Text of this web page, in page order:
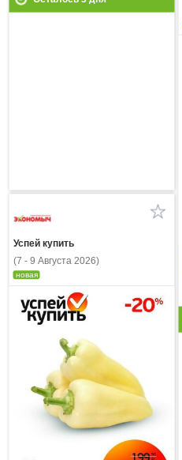
Успей купить
(7 - 9 Августа 2026)
новая